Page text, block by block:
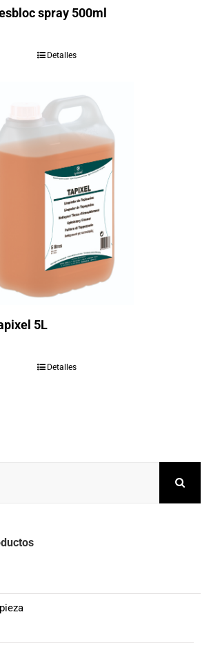
spray 500ml
Detalles
5L
Detalles